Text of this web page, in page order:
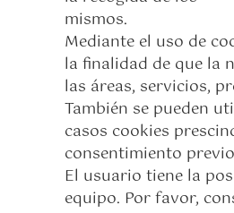
mismos.
Mediante el uso de
la finalidad de que la
las áreas, servicios,
También se pueden
casos cookies
consentimiento
El usuario tiene la
equipo. Por favor,